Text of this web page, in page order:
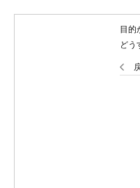
目的
どう